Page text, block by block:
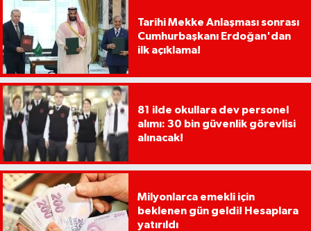
Tarihi Mekke Anlaşması sonrası
Cumhurbaşkanı Erdoğan'dan
ilk açıklama!
81 ilde okullara dev personel
alımı: 30 bin güvenlik görevlisi
alınacak!
Milyonlarca emekli için
beklenen gün geldi! Hesaplara
yatırıldı